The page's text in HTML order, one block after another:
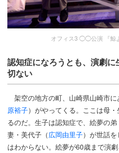
オフィス3 ◯◯公演 『鯨
認知症になろうとも、演劇
切ない
架空の地方の町、山崎県山崎市
原裕子）がやってくる。ここは母・
るのだ。生子は認知症で、絵夢の弟
妻・美代子（広岡由里子）が世話
はわからない。絵夢が60歳まで演